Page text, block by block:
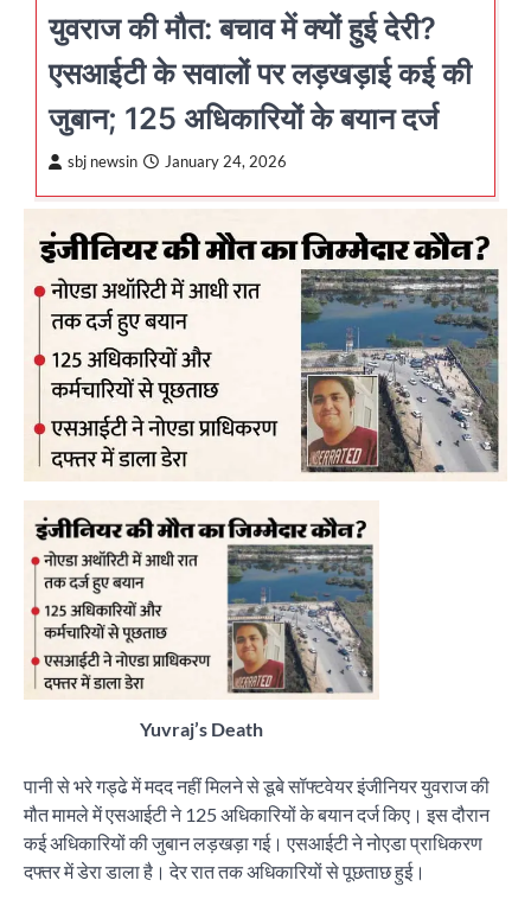
युवराज की मौत: बचाव में क्यों हुई देरी?
एसआईटी के सवालों पर लड़खड़ाई कई की
जुबान; 125 अधिकारियों के बयान दर्ज
sbj newsin January 24, 2026
Yuvraj’s Death
पानी से भरे गड्ढे में मदद नहीं मिलने से डूबे सॉफ्टवेयर इंजीनियर युवराज की
मौत मामले में एसआईटी ने 125 अधिकारियों के बयान दर्ज किए। इस दौरान
कई अधिकारियों की जुबान लड़खड़ा गई। एसआईटी ने नोएडा प्राधिकरण
दफ्तर में डेरा डाला है। देर रात तक अधिकारियों से पूछताछ हुई।